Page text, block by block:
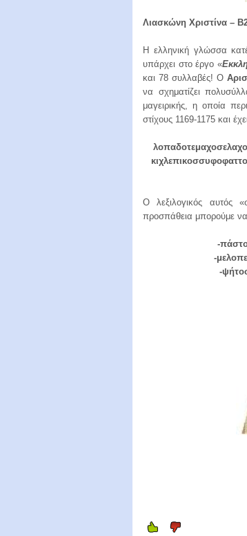
Λιασκώνη Χριστίνα –
Η ελληνική γλώσσα
υπάρχει στο έργο «
και 78 συλλαβές! Ο
να σχηματίζει
μαγειρικής, η οποία
στίχους 1169-1175 και
Ο λεξιλογικός αυτός
προσπάθεια μπορούμε
-
-
-